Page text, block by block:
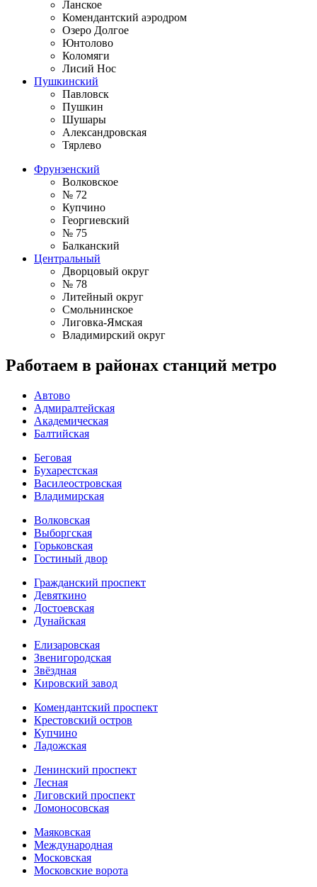
Ланское
Комендантский аэродром
Озеро Долгое
Юнтолово
Коломяги
Лисий Нос
Пушкинский
Павловск
Пушкин
Шушары
Александровская
Тярлево
Фрунзенский
Волковское
№ 72
Купчино
Георгиевский
№ 75
Балканский
Центральный
Дворцовый округ
№ 78
Литейный округ
Смольнинское
Лиговка-Ямская
Владимирский округ
Работаем в районах станций метро
Автово
Адмиралтейская
Академическая
Балтийская
Беговая
Бухарестская
Василеостровская
Владимирская
Волковская
Выборгская
Горьковская
Гостиный двор
Гражданский проспект
Девяткино
Достоевская
Дунайская
Елизаровская
Звенигородская
Звёздная
Кировский завод
Комендантский проспект
Крестовский остров
Купчино
Ладожская
Ленинский проспект
Лесная
Лиговский проспект
Ломоносовская
Маяковская
Международная
Московская
Московские ворота